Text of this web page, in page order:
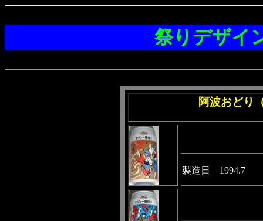
祭りデザイ
阿波おどり
製造日 1994.7